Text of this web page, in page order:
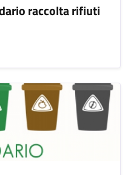
raccolta rifiuti